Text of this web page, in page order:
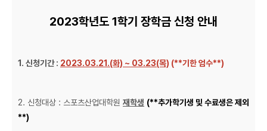
2023학년도 1학기 장학금 신청 안내
1. 신청기간 : 2023.03.21.(화) ~ 03.23(목) (**기한 엄수**)
2. 신청대상 : 스포츠산업대학원 재학생 (**추가학기생 및 수료생은 제외
**)